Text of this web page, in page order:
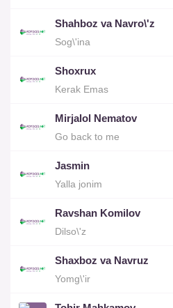
Shahboz va Navro\'z
Sog\'ina
Shoxrux
Kerak Emas
Mirjalol Nematov
Go back to me
Jasmin
Yalla jonim
Ravshan Komilov
Dilso\'z
Shaxboz va Navruz
Yomg\'ir